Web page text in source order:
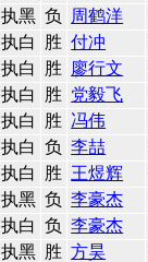
执黑 负 周鹤洋
执白 胜 付冲
执白 胜 廖行文
执白 胜 党毅飞
执白 胜 冯伟
执白 负 李喆
执白 胜 王煜辉
执黑 负 李豪杰
执白 负 李豪杰
执黑 胜 方昊